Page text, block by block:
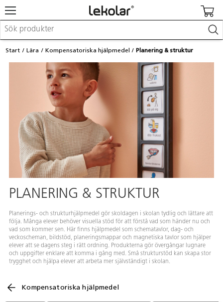
Möbler & inredning
Barnvagnar & småbarnsartiklar
Skolförbrukning & kontorsmaterial
Logga in / Registrera dig
Hitta din säljare
Start Lära Kompensatoriska hjälpmedel Planering & struktur
PLANERING & STRUKTUR
Planerings- och strukturhjälpmedel gör skoldagen i skolan tydlig och lättare att
följa. Många elever behöver visuella stöd för att förstå vad som händer nu och
vad som kommer sen. Här finns hjälpmedel som schematavlor, dag- och
veckoscheman, bildstöd, planeringsmappar och magnetiska tavlor som hjälper
elever att se dagens steg i rätt ordning. Produkterna gör övergångar lugnare
och uppgifter enklare att komma i gång med. Små strukturstöd kan skapa stor
trygghet och hjälpa elever att arbeta mer självständigt i skolan.
Kompensatoriska hjälpmedel